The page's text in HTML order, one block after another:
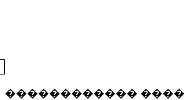
������������